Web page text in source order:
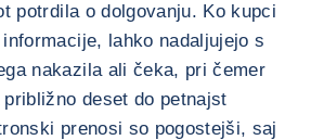
potrdila o dolgovanju. Ko kupci
lahko nadaljujejo s
nakazila ali čeka, pri čemer
deset do petnajst
prenosi so pogostejši, saj